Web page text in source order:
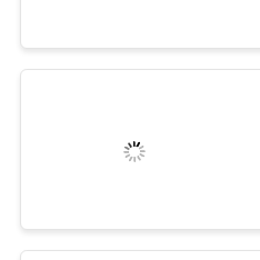
VISITE
CONTRÔLE
QUALITÉ